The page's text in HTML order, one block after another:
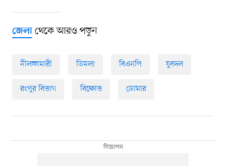
জেলাথেকে আরও পড়ুন
নীলফামারী ডিমলা বিএনপি যুবদল
রংপুর বিভাগ বিক্ষোভ ডোমার